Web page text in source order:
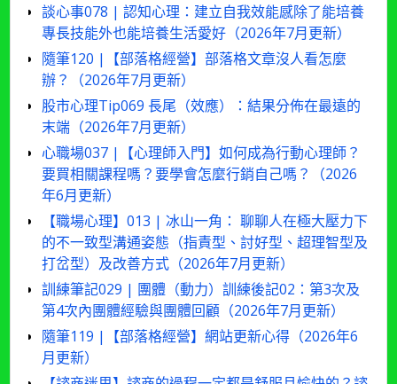
談心事078 | 認知心理：建立自我效能感除了能培養
專長技能外也能培養生活愛好（2026年7月更新）
隨筆120 |【部落格經營】部落格文章沒人看怎麼
辦？（2026年7月更新）
股市心理Tip069 長尾（效應）：結果分佈在最遠的
末端（2026年7月更新）
心職場037 |【心理師入門】如何成為行動心理師？
要買相關課程嗎？要學會怎麼行銷自己嗎？（2026
年6月更新）
【職場心理】013 | 冰山一角： 聊聊人在極大壓力下
的不一致型溝通姿態（指責型、討好型、超理智型及
打岔型）及改善方式（2026年7月更新）
訓練筆記029 | 團體（動力）訓練後記02：第3次及
第4次內團體經驗與團體回顧（2026年7月更新）
隨筆119 |【部落格經營】網站更新心得（2026年6
月更新）